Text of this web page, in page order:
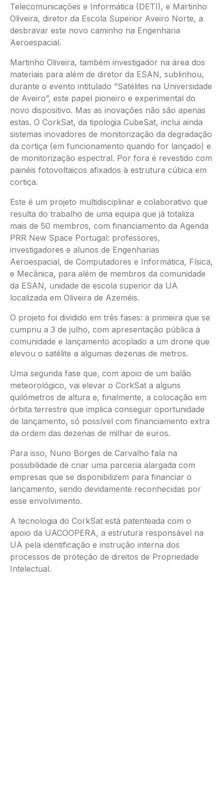
Telecomunicações e Informática (DETI), e Martinho
Oliveira, diretor da Escola Superior Aveiro Norte, a
desbravar este novo caminho na Engenharia
Aeroespacial.
Martinho Oliveira, também investigador na área dos
materiais para além de diretor da ESAN, sublinhou,
durante o evento intitulado “Satélites na Universidade
de Aveiro”, este papel pioneiro e experimental do
novo dispositivo. Mas as inovações não são apenas
estas. O CorkSat, da tipologia CubeSat, inclui ainda
sistemas inovadores de monitorização da degradação
da cortiça (em funcionamento quando for lançado) e
de monitorização espectral. Por fora é revestido com
painéis fotovoltaicos afixados à estrutura cúbica em
cortiça.
Este é um projeto multidisciplinar e colaborativo que
resulta do trabalho de uma equipa que já totaliza
mais de 50 membros, com financiamento da Agenda
PRR New Space Portugal: professores,
investigadores e alunos de Engenharias
Aeroespacial, de Computadores e Informática, Física,
e Mecânica, para além de membros da comunidade
da ESAN, unidade de escola superior da UA
localizada em Oliveira de Azeméis.
O projeto foi dividido em três fases: a primeira que se
cumpriu a 3 de julho, com apresentação pública à
comunidade e lançamento acoplado a um drone que
elevou o satélite a algumas dezenas de metros.
Uma segunda fase que, com apoio de um balão
meteorológico, vai elevar o CorkSat a alguns
quilómetros de altura e, finalmente, a colocação em
órbita terrestre que implica conseguir oportunidade
de lançamento, só possível com financiamento extra
da ordem das dezenas de milhar de euros.
Para isso, Nuno Borges de Carvalho fala na
possibilidade de criar uma parceria alargada com
empresas que se disponibilizem para financiar o
lançamento, sendo devidamente reconhecidas por
esse envolvimento.
A tecnologia do CorkSat está patenteada com o
apoio da UACOOPERA, a estrutura responsável na
UA pela identificação e instrução interna dos
processos de proteção de direitos de Propriedade
Intelectual.